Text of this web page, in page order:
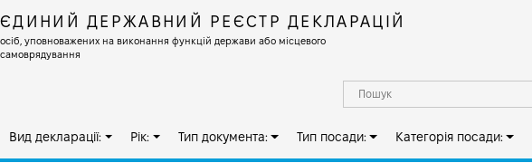
ЄДИНИЙ ДЕРЖАВНИЙ РЕЄСТР ДЕКЛАРАЦІЙ
осіб, уповноважених на виконання функцій держави або місцевого
самоврядування
Вид декларації: Рік: Тип документа: Тип посади: Категорія посади: